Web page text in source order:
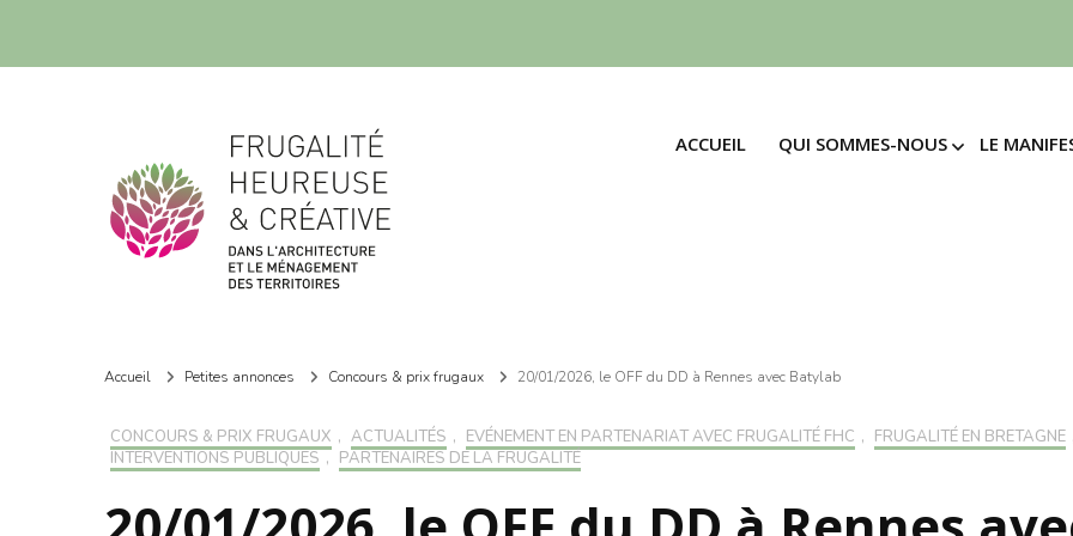
ACCUEIL QUI SOMMES-NOUS
LE « MÉNAGEMENT »
LE
FAIRE
Frugalité dans l'architecture et le ménagement des territoires
Accueil Petites annonces Concours & prix frugaux 20/01/2026, le OFF du DD à Rennes avec Batylab
CONCOURS & PRIX FRUGAUX , ACTUALITÉS , EVÉNEMENT EN PARTENARIAT AVEC FRUGALITÉ FHC , FRUGALITÉ EN BRETAGNE
INTERVENTIONS PUBLIQUES , PARTENAIRES DE LA FRUGALITÉ